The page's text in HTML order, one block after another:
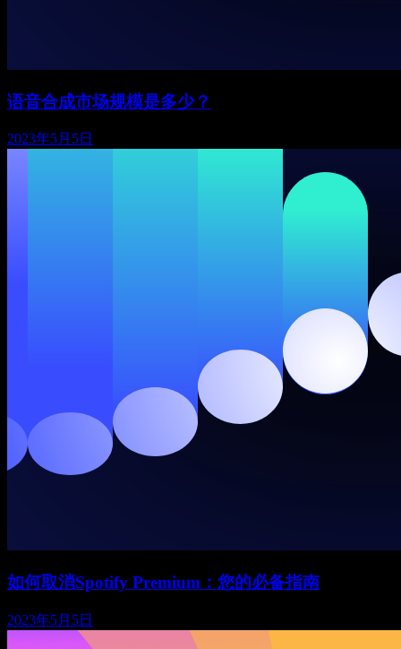
语音合成市场规模是多少？
2023年5月5日
如何取消Spotify Premium：您的必备指南
2023年5月5日